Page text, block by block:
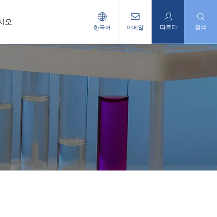
오
한국어 이메일 따르다 검색